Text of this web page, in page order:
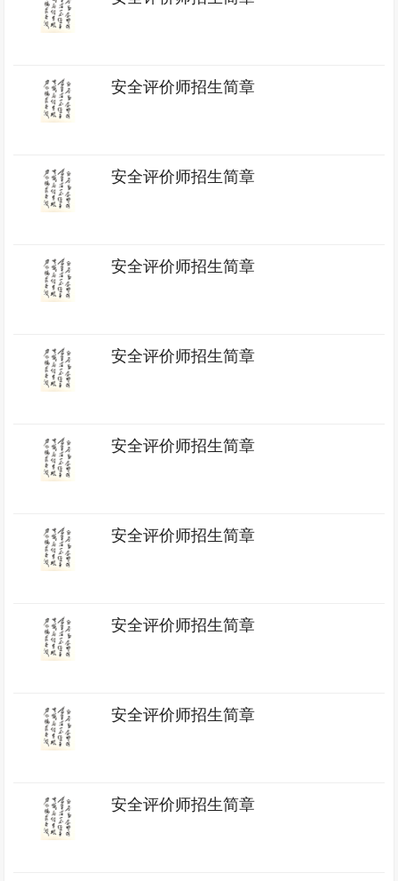
安全评价师招生简章
安全评价师招生简章
安全评价师招生简章
安全评价师招生简章
安全评价师招生简章
安全评价师招生简章
安全评价师招生简章
安全评价师招生简章
安全评价师招生简章